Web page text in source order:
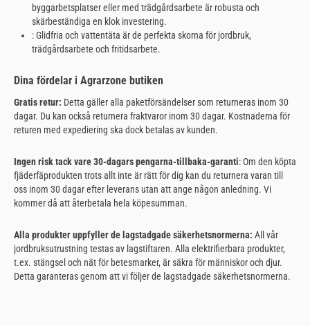
byggarbetsplatser eller med trädgårdsarbete är robusta och
skärbeständiga en klok investering.
: Glidfria och vattentäta är de perfekta skorna för jordbruk,
trädgårdsarbete och fritidsarbete.
Dina fördelar i Agrarzone butiken
Gratis retur: Detta gäller alla paketförsändelser som returneras inom 30
dagar. Du kan också returnera fraktvaror inom 30 dagar. Kostnaderna för
returen med expediering ska dock betalas av kunden.
Ingen risk tack vare 30-dagars pengarna-tillbaka-garanti: Om den köpta
fjäderfäprodukten trots allt inte är rätt för dig kan du returnera varan till
oss inom 30 dagar efter leverans utan att ange någon anledning. Vi
kommer då att återbetala hela köpesumman.
Alla produkter uppfyller de lagstadgade säkerhetsnormerna: All vår
jordbruksutrustning testas av lagstiftaren. Alla elektrifierbara produkter,
t.ex. stängsel och nät för betesmarker, är säkra för människor och djur.
Detta garanteras genom att vi följer de lagstadgade säkerhetsnormerna.